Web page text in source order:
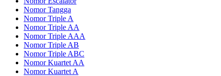
Nomor Tangga
Nomor Triple A
Nomor Triple AA
Nomor Triple AAA
Nomor Triple AB
Nomor Triple ABC
Nomor Kuartet AA
Nomor Kuartet A